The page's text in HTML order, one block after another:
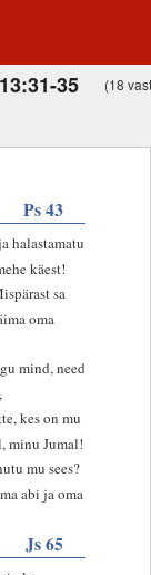
35 (18
Ps 43
halastamatu
käest!
sa
oma
mind, need
kes on mu
minu Jumal!
mu sees?
abi ja oma
Js 65